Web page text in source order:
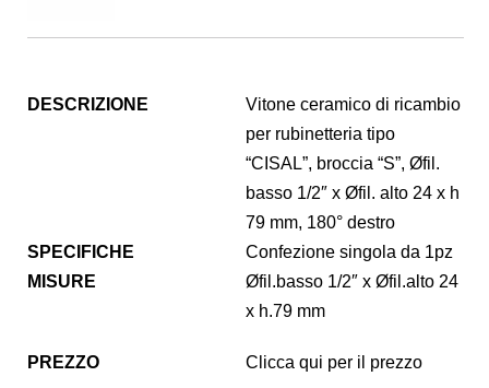
DESCRIZIONE
Vitone ceramico di ricambio
per rubinetteria tipo
“CISAL”, broccia “S”, Øfil.
basso 1/2″ x Øfil. alto 24 x h
79 mm, 180° destro
SPECIFICHE
Confezione singola da 1pz
MISURE
Øfil.basso 1/2″ x Øfil.alto 24
x h.79 mm
PREZZO Clicca qui per il prezzo